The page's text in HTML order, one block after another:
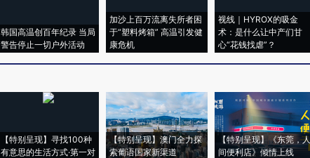
韩国高温创百年纪录 当局
警告停止一切户外活动
加沙上百万流离失所者困
于“塑料烤箱” 高温引发健
康危机
视线｜HYROX的吸金
术：是什么让中产们甘
心“花钱找虐”？
【特别呈现】寻找100种
有意思的生活方式·第一对
【特别呈现】澳门全力探
索葡语国家新渠道
【特别呈现】《东莞，人
间便利店》倾情上线